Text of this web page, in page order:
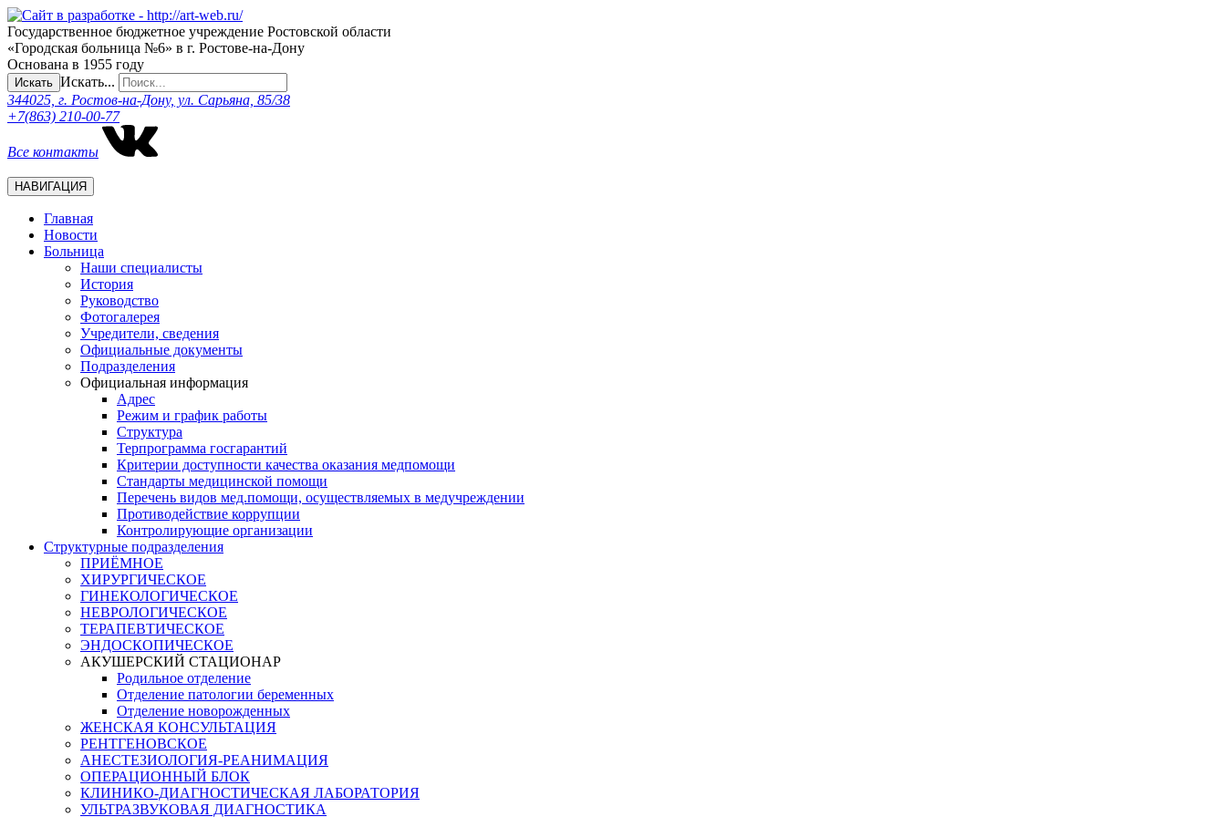
Государственное бюджетное учреждение Ростовской области
«Городская больница №6» в г. Ростове-на-Дону
Основана в 1955 году
Искать Искать...
344025, г. Ростов-на-Дону, ул. Сарьяна, 85/38
+7(863) 210-00-77
Все контакты
НАВИГАЦИЯ
Главная
Новости
Больница
Наши специалисты
История
Руководство
Фотогалерея
Учредители, сведения
Официальные документы
Подразделения
Официальная информация
Адрес
Режим и график работы
Структура
Терпрограмма госгарантий
Критерии доступности качества оказания медпомощи
​Стандарты медицинской помощи
Перечень видов мед.помощи, осуществляемых в медучреждении
Противодействие коррупции
Контролирующие организации
Структурные подразделения
ПРИЁМНОЕ
ХИРУРГИЧЕСКОЕ
ГИНЕКОЛОГИЧЕСКОЕ
НЕВРОЛОГИЧЕСКОЕ
ТЕРАПЕВТИЧЕСКОЕ
ЭНДОСКОПИЧЕСКОЕ
АКУШЕРСКИЙ СТАЦИОНАР
Родильное отделение
Отделение патологии беременных
Отделение новорожденных
ЖЕНСКАЯ КОНСУЛЬТАЦИЯ
РЕНТГЕНОВСКОЕ
АНЕСТЕЗИОЛОГИЯ-РЕАНИМАЦИЯ
ОПЕРАЦИОННЫЙ БЛОК
КЛИНИКО-ДИАГНОСТИЧЕСКАЯ ЛАБОРАТОРИЯ
УЛЬТРАЗВУКОВАЯ ДИАГНОСТИКА